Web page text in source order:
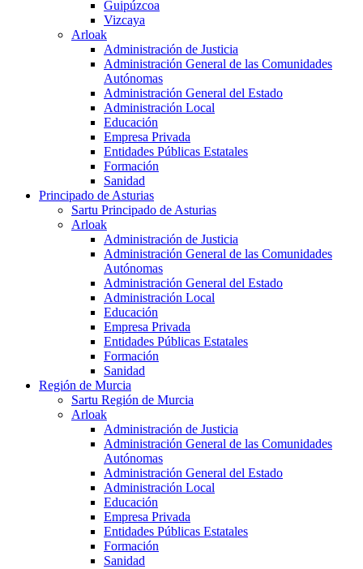
Guipúzcoa
Vizcaya
Arloak
Administración de Justicia
Administración General de las Comunidades
Autónomas
Administración General del Estado
Administración Local
Educación
Empresa Privada
Entidades Públicas Estatales
Formación
Sanidad
Principado de Asturias
Sartu Principado de Asturias
Arloak
Administración de Justicia
Administración General de las Comunidades
Autónomas
Administración General del Estado
Administración Local
Educación
Empresa Privada
Entidades Públicas Estatales
Formación
Sanidad
Región de Murcia
Sartu Región de Murcia
Arloak
Administración de Justicia
Administración General de las Comunidades
Autónomas
Administración General del Estado
Administración Local
Educación
Empresa Privada
Entidades Públicas Estatales
Formación
Sanidad